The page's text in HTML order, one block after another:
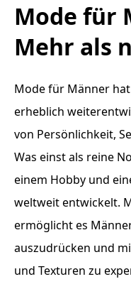
Mode für
Mehr als
Mode für Männer
erheblich
von Persönlichkeit,
Was einst als reine
einem Hobby und
weltweit entwickelt.
ermöglicht es
auszudrücken und
und Texturen zu